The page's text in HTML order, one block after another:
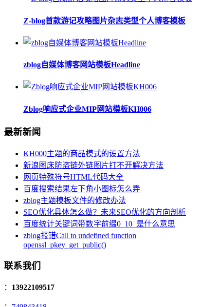
Z-blog首款游记攻略图片杂志类型个人博客模板
zblog自媒体博客网站模板Headline
Zblog响应式企业MIP网站模板KH006
最新新闻
KH000主题的商品模式的设置方法
新浪图床防盗链外链图片打不开解决方法
网页特殊符号HTML代码大全
百度搜索结果左下角小图标怎么弄
zblog主题模板文件的修改办法
SEO优化具体怎么做？未来SEO优化的方向剖析
百度统计关键词带数字前缀0_10_是什么意思
zblog报错Call to undefined function
openssl_pkey_get_public()
联系我们
： 13922109517